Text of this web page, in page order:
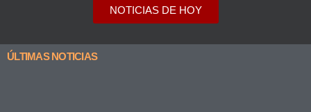
NOTICIAS DE HOY
ÚLTIMAS NOTICIAS